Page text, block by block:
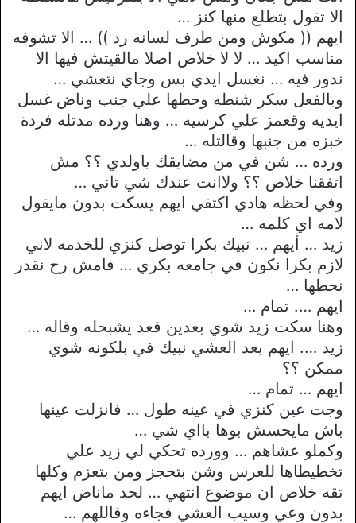
الا تقول بتطلع منها كنز …
ايهم (( مكوش ومن طرف لسانه رد )) … الا تشوفه
مناسب اكيد … لا لا خلاص اصلا مالقيتش فيها الا
ندور فيه … نغسل ايدي بس وجاي نتعشي …
وبالفعل سكر شنطه وحطها علي جنب وناض غسل
ايديه وقعمز علي كرسيه … وهنا ورده مدتله فردة
خبزه من جنبها وقالتله …
ورده … شن في من مضايقك ياولدي ؟؟ مش
اتفقنا خلاص ؟؟ ولاانت عندك شي تاني …
وفي لحظه هادي اكتفي ايهم يسكت بدون مايقول
لامه اي كلمه …
زيد … أيهم … نبيك بكرا توصل كنزي للخدمه لاني
لازم بكرا نكون في جامعه بكري … فامش رح نقدر
نحطها …
ايهم …. تمام …
وهنا سكت زيد شوي بعدين قعد يشبحله وقاله …
زيد …. ايهم بعد العشي نبيك في بلكونه شوي
ممكن ؟؟
ايهم … تمام …
وجت عين كنزي في عينه طول … فانزلت عينها
باش مايحسش بوها بااي شي …
وكملو عشاهم … وورده تحكي لي زيد علي
تخطيطاها للعرس وشن بتحجز ومن بتعزم وكلها
تقه خلاص ان موضوع انتهي … لحد ماناض ايهم
بدون وعي وسيب العشي فجاءه وقاللهم …